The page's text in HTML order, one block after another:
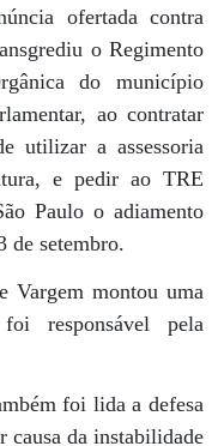
ofertada contra
o Regimento
do município
ao contratar
utilizar a assessoria
e pedir ao TRE
Paulo o adiamento
de setembro.
Vargem montou uma
responsável pela
foi lida a defesa
causa da instabilidade